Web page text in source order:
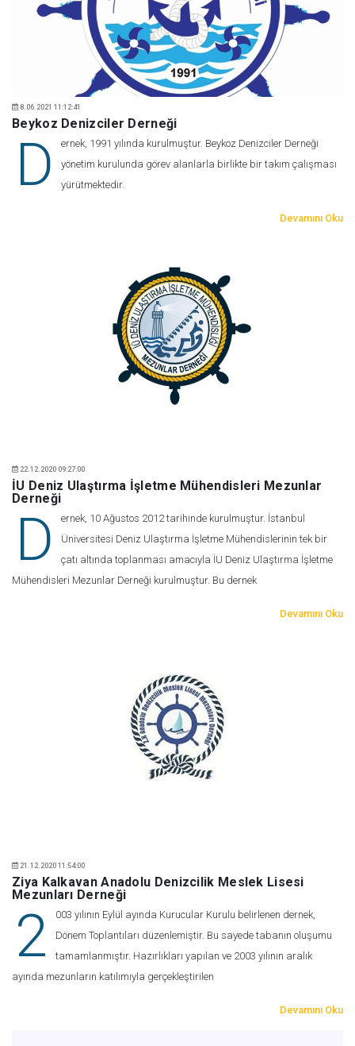
8.06.2021 11:12:41
Beykoz Denizciler Derneği
D
ernek, 1991 yılında kurulmuştur. Beykoz Denizciler Derneği
yönetim kurulunda görev alanlarla birlikte bir takım çalışması
yürütmektedir.
Devamını Oku
22.12.2020 09:27:00
İU Deniz Ulaştırma İşletme Mühendisleri Mezunlar
Derneği
D
ernek, 10 Ağustos 2012 tarihinde kurulmuştur. İstanbul
Üniversitesi Deniz Ulaştırma İşletme Mühendislerinin tek bir
çatı altında toplanması amacıyla İU Deniz Ulaştırma İşletme
Mühendisleri Mezunlar Derneği kurulmuştur. Bu dernek
Devamını Oku
21.12.2020 11:54:00
Ziya Kalkavan Anadolu Denizcilik Meslek Lisesi
Mezunları Derneği
2
003 yılının Eylül ayında Kurucular Kurulu belirlenen dernek,
Dönem Toplantıları düzenlemiştir. Bu sayede tabanın oluşumu
tamamlanmıştır. Hazırlıkları yapılan ve 2003 yılının aralık
ayında mezunların katılımıyla gerçekleştirilen
Devamını Oku